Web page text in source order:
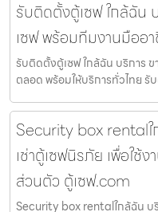
รับติดตั้งตู้เซฟ ใกล้ฉัน
เซฟ พร้อมทีมงานมืออ
รับติดตั้งตู้เซฟ ใกล้ฉัน บริการ
ตลอด พร้อมให้บริการทั่วไทย รั
Security box rental
เช่าตู้เซฟนิรภัย เพื่อใช้
ส่วนตัว ตู้เซฟ.com
Security box rentalใกล้ฉัน บ